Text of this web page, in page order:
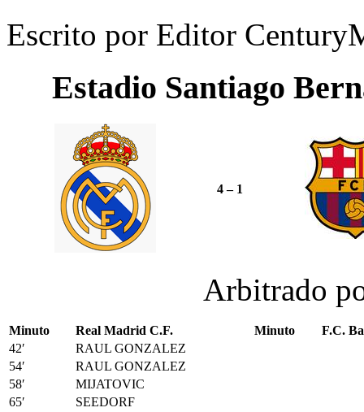
Escrito por Editor
Estadio Santiago
4 – 1
Arbitrado
Minuto Real Madrid C.F. Minuto
F.C.
42′
RAUL GONZALEZ
54′
RAUL GONZALEZ
58′
MIJATOVIC
65′
SEEDORF